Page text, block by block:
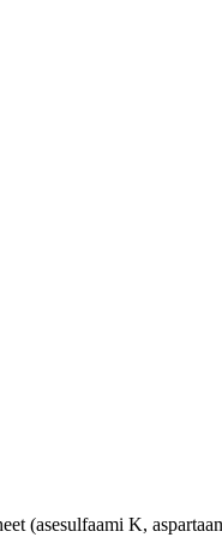
(asesulfaami K,